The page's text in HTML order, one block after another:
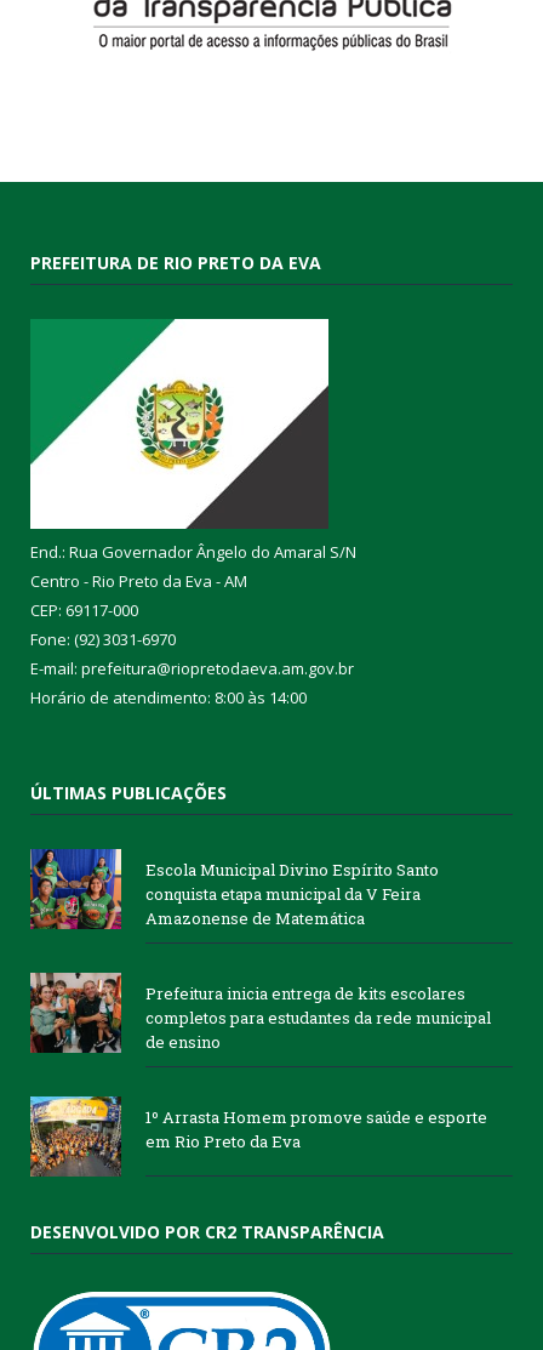
PREFEITURA DE RIO PRETO DA EVA
End.: Rua Governador Ângelo do Amaral S/N
Centro - Rio Preto da Eva - AM
CEP: 69117-000
Fone: (92) 3031-6970
E-mail: prefeitura@riopretodaeva.am.gov.br
Horário de atendimento: 8:00 às 14:00
ÚLTIMAS PUBLICAÇÕES
Escola Municipal Divino Espírito Santo
conquista etapa municipal da V Feira
Amazonense de Matemática
Prefeitura inicia entrega de kits escolares
completos para estudantes da rede municipal
de ensino
1º Arrasta Homem promove saúde e esporte
em Rio Preto da Eva
DESENVOLVIDO POR CR2 TRANSPARÊNCIA